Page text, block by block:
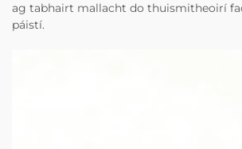
ag tabhairt mallacht do thuismitheoirí
páistí.